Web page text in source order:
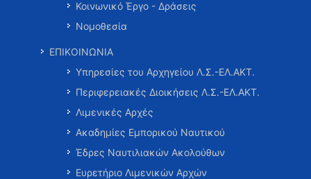
Κοινωνικό Έργο - Δράσεις
Νομοθεσία
ΕΠΙΚΟΙΝΩΝΙΑ
Υπηρεσίες του Αρχηγείου Λ.Σ.-ΕΛ.ΑΚΤ.
Περιφερειακές Διοικήσεις Λ.Σ.-ΕΛ.ΑΚΤ.
Λιμενικές Αρχές
Ακαδημίες Εμπορικού Ναυτικού
Έδρες Ναυτιλιακών Ακολούθων
Ευρετήριο Λιμενικών Αρχών